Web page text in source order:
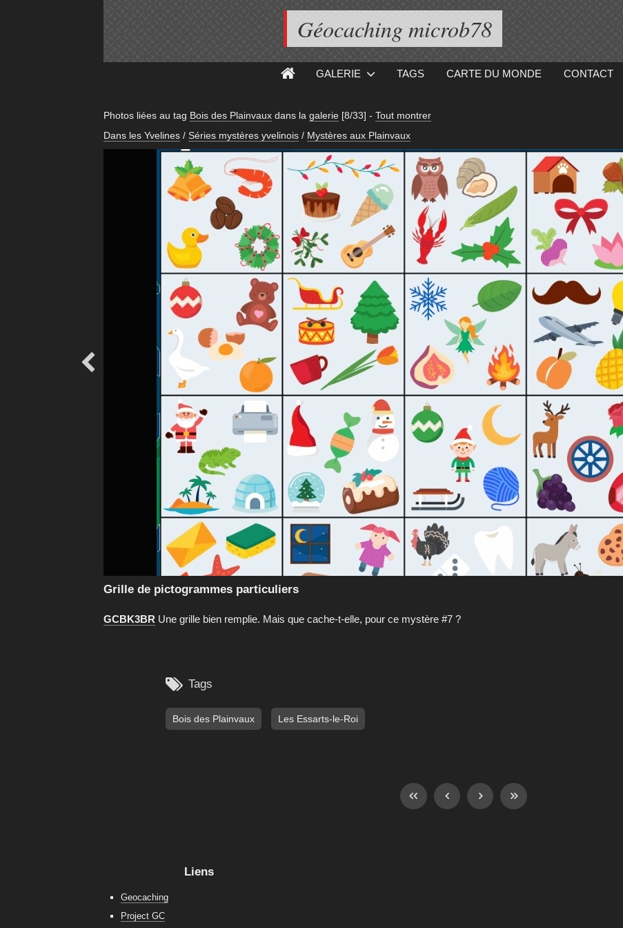
Géocaching microb78
GALERIE TAGS CARTE DU MONDE CONTACT
Photos liées au tag Bois des Plainvauxdans la galerie [8/33] - Tout montrer
Dans les Yvelines / Séries mystères yvelinois / Mystères aux Plainvaux

Grille de pictogrammes particuliers
GCBK3BR Une grille bien remplie. Mais que cache-t-elle, pour ce mystère #7 ?
 Tags
Bois des Plainvaux Les Essarts-le-Roi
Liens
Geocaching
Project GC